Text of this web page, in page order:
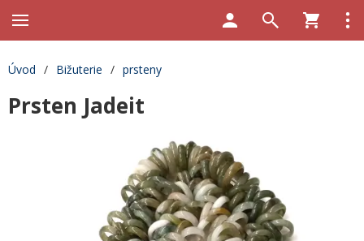
Úvod / Bižuterie / prsteny
Prsten Jadeit